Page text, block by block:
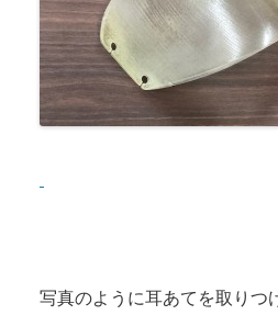
写真のように耳あてを取りつ